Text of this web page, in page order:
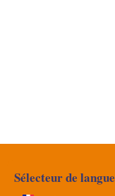
Sélecteur de langue